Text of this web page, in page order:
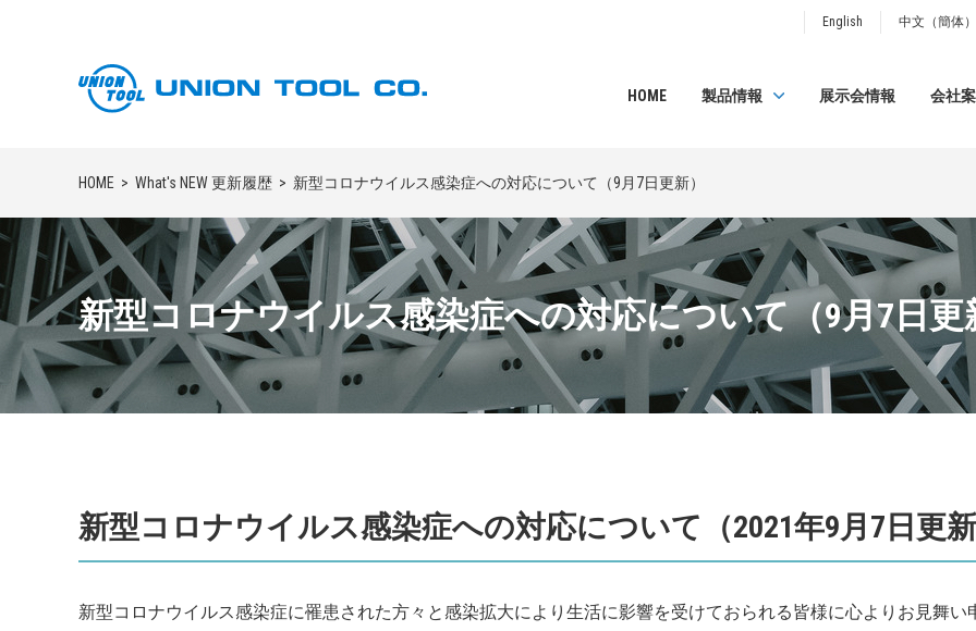
English 中文（簡体）
HOME 製品情報 展示会情報 会社
HOME What's NEW 更新履歴 新型コロナウイルス感染症への対応について（9月7日更新）
新型コロナウイルス感染症への対応について（9月7日更
新型コロナウイルス感染症への対応について（2021年9月7日更
新型コロナウイルス感染症に罹患された方々と感染拡大により生活に影響を受けておられる皆様に心よりお見舞い